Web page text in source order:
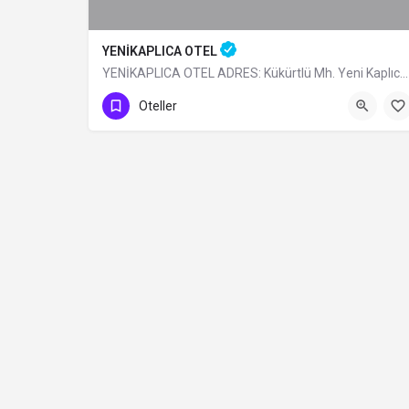
YENİKAPLICA OTEL
YENİKAPLICA OTEL ADRES: Kükürtlü Mh. Yeni Kaplıca Cd. N:6 Osmangazi/BURSA TÜRÜ: Belediye Belgeli…
0 (224) 236 69 68
Oteller